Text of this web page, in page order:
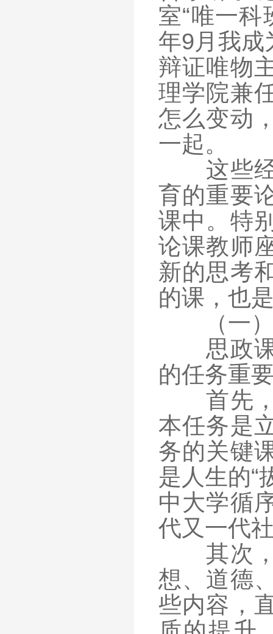
室“唯一
年9月我成
辩证唯物
理学院兼
怎么变动
一起。
这些经
育的重要
课中。特
论课教师
新的思考
的课，也
（一
思政课
的任务重
首先，
本任务是
务的关键
是人生的“
中大学循
代又一代
其次，
想、道德
些内容，